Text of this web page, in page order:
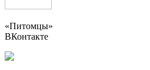
«Питомцы»
ВКонтакте